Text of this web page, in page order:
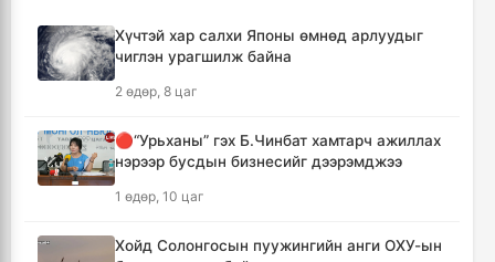
Өмнөд Солонгост хэт халууны улмаас амиа
Шатахуун дамлан борлуулсан хоёр
Хүчтэй хар салхи Японы өмнөд арлуудыг
чиглэн урагшилж байна
2 өдөр, 8 цаг
🔴“Урьханы” гэх Б.Чинбат хамтарч ажиллах
нэрээр бусдын бизнесийг дээрэмджээ
1 өдөр, 10 цаг
Хойд Солонгосын пуужингийн анги ОХУ-ын